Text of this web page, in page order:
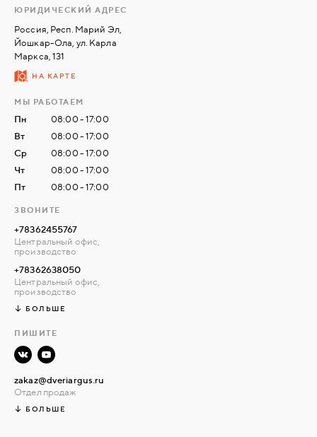
МОСКВА
ЮРИДИЧЕСКИЙ АДРЕС
Россия, Респ. Марий Эл,
Йошкар-Ола, ул. Карла
Маркса, 131
НА КАРТЕ
МЫ РАБОТАЕМ
Пн
08:00 - 17:00
Вт
08:00 - 17:00
Ср
08:00 - 17:00
Чт
08:00 - 17:00
Пт
08:00 - 17:00
ЗВОНИТЕ
+78362455767
Центральный офис,
производство
+78362638050
Центральный офис,
производство
БОЛЬШЕ
ПИШИТЕ
zakaz@dveriargus.ru
Отдел продаж
БОЛЬШЕ